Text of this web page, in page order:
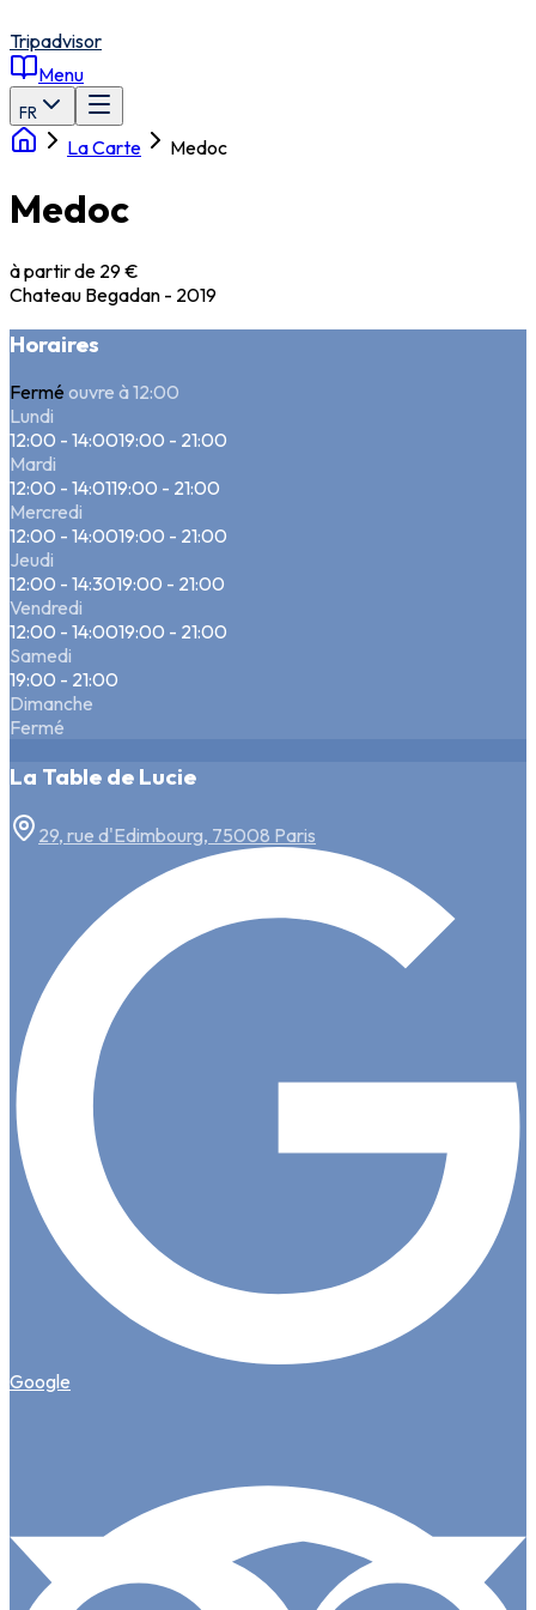
Tripadvisor
Menu
FR
La Carte Medoc
Medoc
à partir de 29 €
Chateau Begadan - 2019
Horaires
Fermé ouvre à 12:00
Lundi
12:00 - 14:0019:00 - 21:00
Mardi
12:00 - 14:0119:00 - 21:00
Mercredi
12:00 - 14:0019:00 - 21:00
Jeudi
12:00 - 14:3019:00 - 21:00
Vendredi
12:00 - 14:0019:00 - 21:00
Samedi
19:00 - 21:00
Dimanche
Fermé
La Table de Lucie
29, rue d'Edimbourg, 75008 Paris
Google